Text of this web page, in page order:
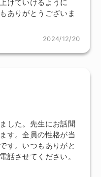
げていけるように
ありがとうございま
2024/12/20
した。先生にお話聞
す。全員の性格が当
す。いつもありがと
話させてください。